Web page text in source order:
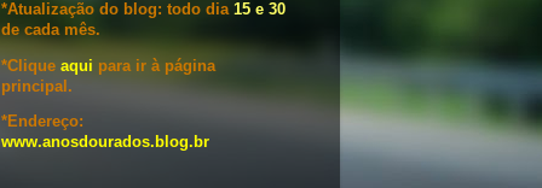
*Atualização do blog: todo dia 15 e 30
de cada mês.
*Clique aqui para ir à página
principal.
*Endereço:
www.anosdourados.blog.br